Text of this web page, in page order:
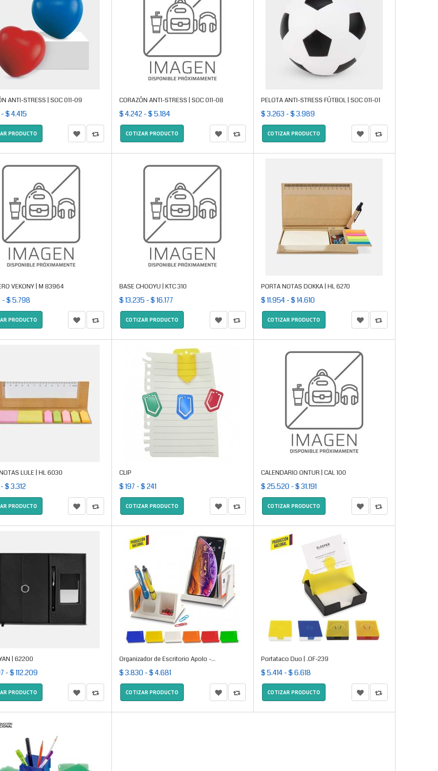
ANTI-STRESS | SOC 011-09
$ 4.415
PRODUCTO
CORAZÓN ANTI-STRESS | SOC 011-08
$ 4.242 - $ 5.184
COTIZAR PRODUCTO
PELOTA ANTI-STRESS FÚTBOL | SOC 011-01
$ 3.263 - $ 3.989
COTIZAR PRODUCTO
VEKONY | M 83964
- $ 5.798
PRODUCTO
BASE CHOOYU | KTC 310
$ 13.235 - $ 16.177
COTIZAR PRODUCTO
PORTA NOTAS DOKKA | HL 6270
$ 11.954 - $ 14.610
COTIZAR PRODUCTO
LULE | HL 6030
$ 3.312
PRODUCTO
CLIP
$ 197 - $ 241
COTIZAR PRODUCTO
CALENDARIO ONTUR | CAL 100
$ 25.520 - $ 31.191
COTIZAR PRODUCTO
| 62200
- $ 112.209
PRODUCTO
Organizador de Escritorio Apolo -...
$ 3.830 - $ 4.681
COTIZAR PRODUCTO
Portataco Duo | .OF-239
$ 5.414 - $ 6.618
COTIZAR PRODUCTO